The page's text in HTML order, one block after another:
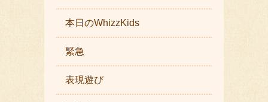
本日のWhizzKids
緊急
表現遊び